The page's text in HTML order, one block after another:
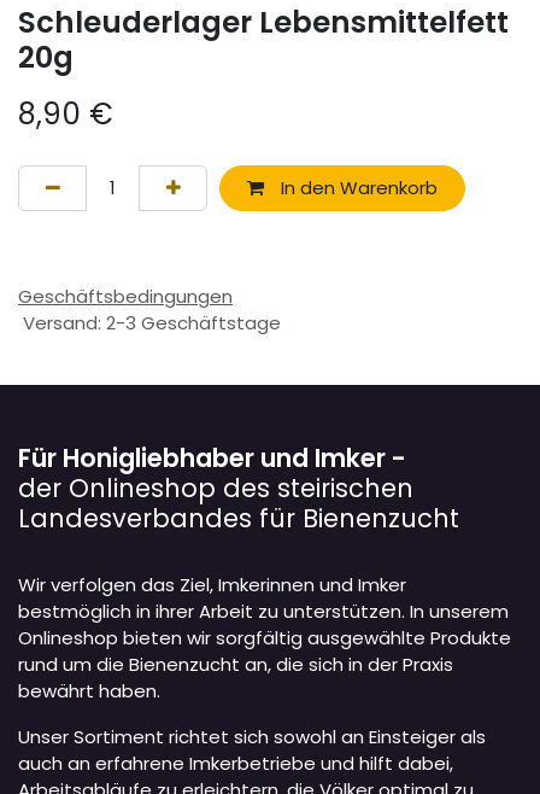
Schleuderlager Lebensmittelfett
20g
8,90 €
In den Warenkorb
Geschäftsbedingungen
Versand: 2-3 Geschäftstage
Für Honigliebhaber und Imker -
der Onlineshop des steirischen
Landesverbandes für Bienenzucht
Wir verfolgen das Ziel, Imkerinnen und Imker
bestmöglich in ihrer Arbeit zu unterstützen. In unserem
Onlineshop bieten wir sorgfältig ausgewählte Produkte
rund um die Bienenzucht an, die sich in der Praxis
bewährt haben.
Unser Sortiment richtet sich sowohl an Einsteiger als
auch an erfahrene Imkerbetriebe und hilft dabei,